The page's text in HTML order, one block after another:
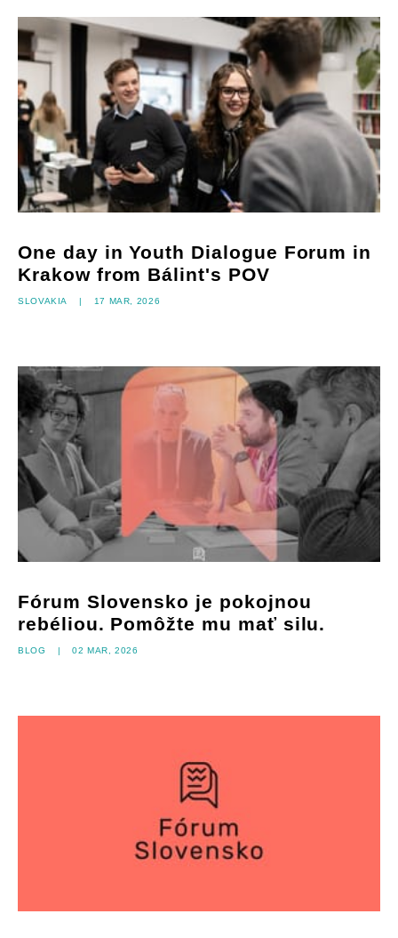
One day in Youth Dialogue Forum in
Krakow from Bálint's POV
Slovakia | 17 mar, 2026
Fórum Slovensko je pokojnou
rebéliou. Pomôžte mu mať silu.
Blog | 02 mar, 2026